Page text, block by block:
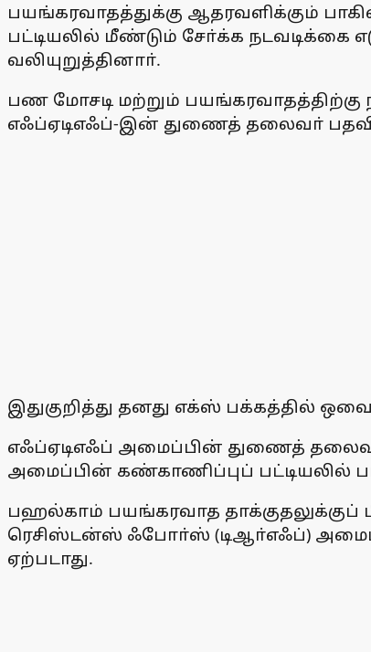
பயங்கரவாதத்துக்கு ஆதரவளிக்கும்
பட்டியலில் மீண்டும் சோ்க்க
வலியுறுத்தினாா்.
பண மோசடி மற்றும்
எஃப்ஏடிஎஃப்-இன் துணைத் தலைவா்
இதுகுறித்து தனது எக்ஸ் பக்கத்தில்
எஃப்ஏடிஎஃப் அமைப்பின் துணைத்
அமைப்பின் கண்காணிப்புப் பட்டியலில்
பஹல்காம் பயங்கரவாத
ரெசிஸ்டன்ஸ் ஃபோா்ஸ் (டிஆா்எஃப்)
ஏற்படாது.